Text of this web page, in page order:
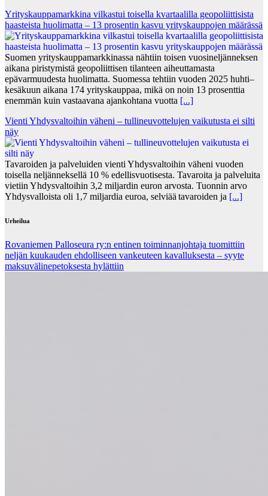
Yrityskauppamarkkina vilkastui toisella kvartaalilla geopoliittisista
haasteista huolimatta – 13 prosentin kasvu yrityskauppojen määrässä
Suomen yrityskauppamarkkinassa nähtiin toisen vuosineljänneksen
aikana piristymistä geopoliittisen tilanteen aiheuttamasta
epävarmuudesta huolimatta. Suomessa tehtiin vuoden 2025 huhti–
kesäkuun aikana 174 yrityskauppaa, mikä on noin 13 prosenttia
enemmän kuin vastaavana ajankohtana vuotta [...]
Vienti Yhdysvaltoihin väheni – tullineuvottelujen vaikutusta ei silti
näy
Tavaroiden ja palveluiden vienti Yhdysvaltoihin väheni vuoden
toisella neljänneksellä 10 % edellisvuotisesta. Tavaroita ja palveluita
vietiin Yhdysvaltoihin 3,2 miljardin euron arvosta. Tuonnin arvo
Yhdysvalloista oli 1,7 miljardia euroa, selviää tavaroiden ja [...]
Urheilua
Rovaniemen Palloseura ry:n entinen toiminnanjohtaja tuo­mit­tiin
neljän kuu­kau­den eh­dol­li­seen van­keu­teen ka­val­luk­ses­ta – syyte
mak­su­vä­li­ne­pe­tok­ses­ta hy­lät­tiin